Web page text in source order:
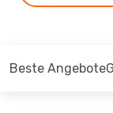
Beste Angebote